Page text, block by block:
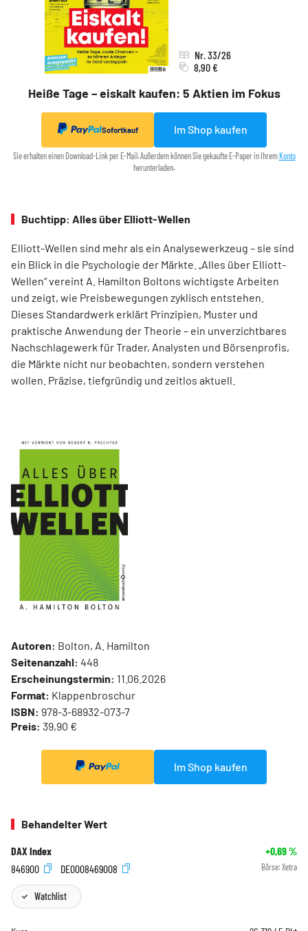
Heiße Tage – eiskalt kaufen: 5 Aktien im Fokus
Nr. 33/26
8,90 €
Sofortkauf Im Shop kaufen
Sie erhalten einen Download-Link per E-Mail. Außerdem können Sie gekaufte E-Paper in IhremKonto
herunterladen.
Buchtipp: Alles über Elliott-Wellen
Elliott-Wellen sind mehr als ein Analysewerkzeug – sie sind
ein Blick in die Psychologie der Märkte. „Alles über Elliott-
Wellen“ vereint A. Hamilton Boltons wichtigste Arbeiten
und zeigt, wie Preisbewegungen zyklisch entstehen.
Dieses Standardwerk erklärt Prinzipien, Muster und
praktische Anwendung der Theorie – ein unverzichtbares
Nachschlagewerk für Trader, Analysten und Börsenprofis,
die Märkte nicht nur beobachten, sondern verstehen
wollen. Präzise, tiefgründig und zeitlos aktuell.
Autoren: Bolton, A. Hamilton
Seitenanzahl: 448
Erscheinungstermin: 11.06.2026
Format: Klappenbroschur
ISBN: 978-3-68932-073-7
Preis: 39,90 €
Im Shop kaufen
Behandelter Wert
DAX Index +0,69%
846900
DE0008469008 Börse: Xetra
Watchlist